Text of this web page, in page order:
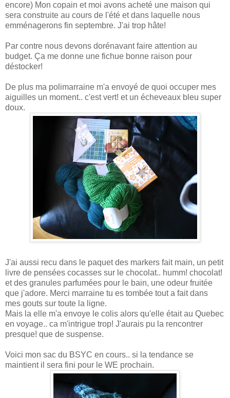
encore) Mon copain et moi avons acheté une maison qui
sera construite au cours de l'été et dans laquelle nous
emménagerons fin septembre. J'ai trop hâte!
Par contre nous devons dorénavant faire attention au
budget. Ça me donne une fichue bonne raison pour
déstocker!
De plus ma polimarraine m'a envoyé de quoi occuper mes
aiguilles un moment.. c'est vert! et un écheveaux bleu super
doux.
J'ai aussi recu dans le paquet des markers fait main, un petit
livre de pensées cocasses sur le chocolat.. humm! chocolat!
et des granules parfumées pour le bain, une odeur fruitée
que j'adore. Merci marraine tu es tombée tout a fait dans
mes gouts sur toute la ligne.
Mais la elle m'a envoye le colis alors qu'elle était au Quebec
en voyage.. ca m'intrigue trop! J'aurais pu la rencontrer
presque! que de suspense.
Voici mon sac du BSYC en cours.. si la tendance se
maintient il sera fini pour le WE prochain.